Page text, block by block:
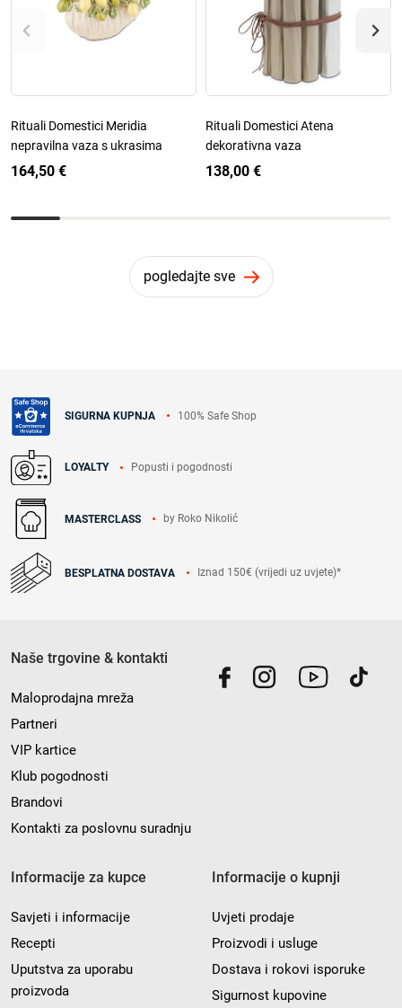
Rituali Domestici Meridia
nepravilna vaza s ukrasima
164,50 €
Rituali Domestici Atena
dekorativna vaza
138,00 €
pogledajte sve
SIGURNA KUPNJA 100% Safe Shop
LOYALTY Popusti i pogodnosti
MASTERCLASS by Roko Nikolić
BESPLATNA DOSTAVA Iznad 150€ (vrijedi uz uvjete)*
Naše trgovine & kontakti
Maloprodajna mreža
Partneri
VIP kartice
Klub pogodnosti
Brandovi
Kontakti za poslovnu suradnju
Informacije za kupce
Savjeti i informacije
Recepti
Uputstva za uporabu
proizvoda
Informacije o kupnji
Uvjeti prodaje
Proizvodi i usluge
Dostava i rokovi isporuke
Sigurnost kupovine